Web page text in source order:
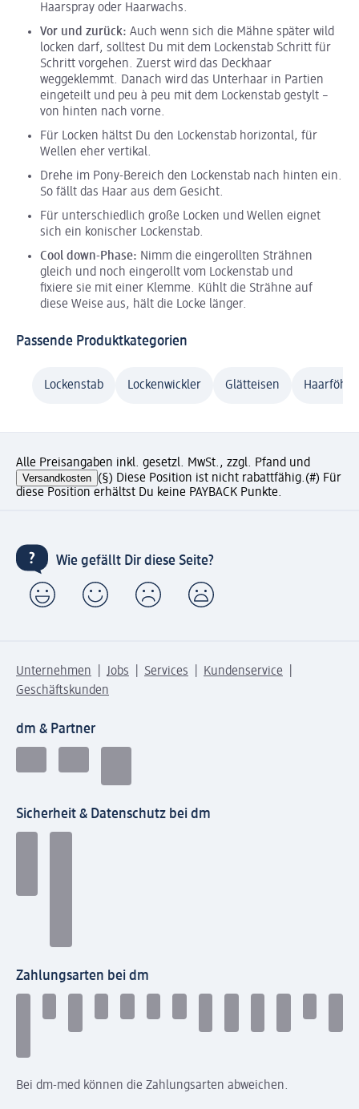
Haarspray oder Haarwachs.
Vor und zurück: Auch wenn sich die Mähne später wild
locken darf, solltest Du mit dem Lockenstab Schritt für
Schritt vorgehen. Zuerst wird das Deckhaar
weggeklemmt. Danach wird das Unterhaar in Partien
eingeteilt und peu à peu mit dem Lockenstab gestylt –
von hinten nach vorne.
Für Locken hältst Du den Lockenstab horizontal, für
Wellen eher vertikal.
Drehe im Pony-Bereich den Lockenstab nach hinten ein.
So fällt das Haar aus dem Gesicht.
Für unterschiedlich große Locken und Wellen eignet
sich ein konischer Lockenstab.
Cool down-Phase: Nimm die eingerollten Strähnen
gleich und noch eingerollt vom Lockenstab und
fixiere sie mit einer Klemme. Kühlt die Strähne auf
diese Weise aus, hält die Locke länger.
Passende Produktkategorien
Lockenstab Lockenwickler Glätteisen Haarföhn
Alle Preisangaben inkl. gesetzl. MwSt., zzgl. Pfand und
Versandkosten (§) Diese Position ist nicht rabattfähig.(#) Für
diese Position erhältst Du keine PAYBACK Punkte.
Wie gefällt Dir diese Seite?
Unternehmen Jobs Services
Kundenservice
Geschäftskunden
dm & Partner
Sicherheit & Datenschutz bei dm
Zahlungsarten bei dm
Bei dm-med können die Zahlungsarten abweichen.